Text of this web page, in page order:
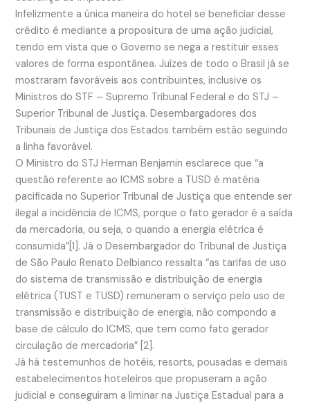
Infelizmente a única maneira do hotel se beneficiar desse
crédito é mediante a propositura de uma ação judicial,
tendo em vista que o Governo se nega a restituir esses
valores de forma espontânea. Juízes de todo o Brasil já se
mostraram favoráveis aos contribuintes, inclusive os
Ministros do STF – Supremo Tribunal Federal e do STJ –
Superior Tribunal de Justiça. Desembargadores dos
Tribunais de Justiça dos Estados também estão seguindo
a linha favorável.
O Ministro do STJ Herman Benjamin esclarece que “a
questão referente ao ICMS sobre a TUSD é matéria
pacificada no Superior Tribunal de Justiça que entende ser
ilegal a incidência de ICMS, porque o fato gerador é a saída
da mercadoria, ou seja, o quando a energia elétrica é
consumida”[1]. Já o Desembargador do Tribunal de Justiça
de São Paulo Renato Delbianco ressalta “as tarifas de uso
do sistema de transmissão e distribuição de energia
elétrica (TUST e TUSD) remuneram o serviço pelo uso de
transmissão e distribuição de energia, não compondo a
base de cálculo do ICMS, que tem como fato gerador
circulação de mercadoria” [2].
Já há testemunhos de hotéis, resorts, pousadas e demais
estabelecimentos hoteleiros que propuseram a ação
judicial e conseguiram a liminar na Justiça Estadual para a